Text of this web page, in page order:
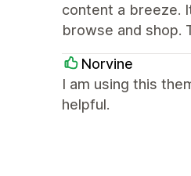
content a breeze.
browse and shop.
Norvine
I am using this
helpful.